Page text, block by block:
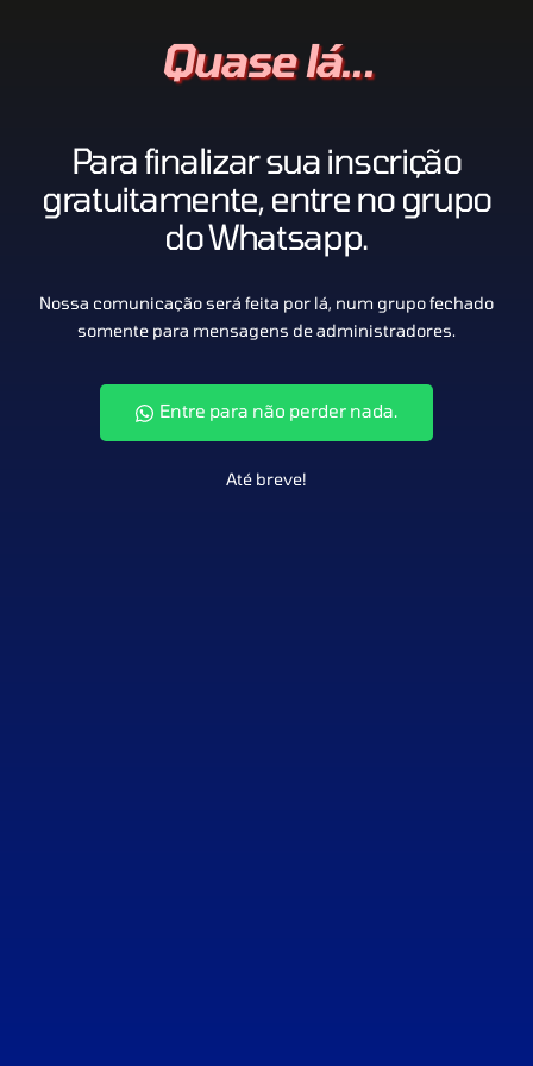
Quase lá...
Para finalizar sua inscrição
gratuitamente, entre no grupo
do Whatsapp.
Nossa comunicação será feita por lá, num grupo fechado
somente para mensagens de administradores.
Entre para não perder nada.
Até breve!